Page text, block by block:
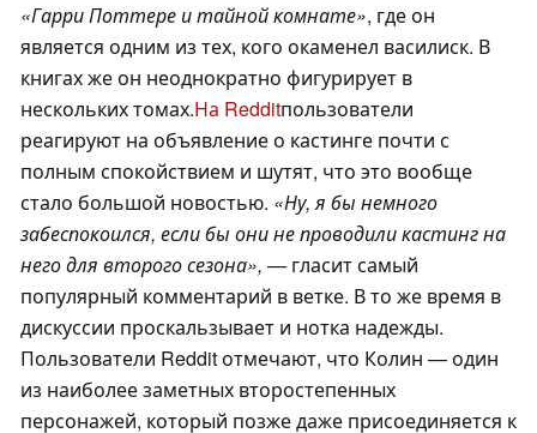
«Гарри Поттере и тайной комнате», где он
является одним из тех, кого окаменел василиск. В
книгах же он неоднократно фигурирует в
нескольких томах.На Redditпользователи
реагируют на объявление о кастинге почти с
полным спокойствием и шутят, что это вообще
стало большой новостью. «Ну, я бы немного
забеспокоился, если бы они не проводили кастинг на
него для второго сезона», —гласит самый
популярный комментарий в ветке. В то же время в
дискуссии проскальзывает и нотка надежды.
Пользователи Reddit отмечают, что Колин — один
из наиболее заметных второстепенных
персонажей, который позже даже присоединяется к